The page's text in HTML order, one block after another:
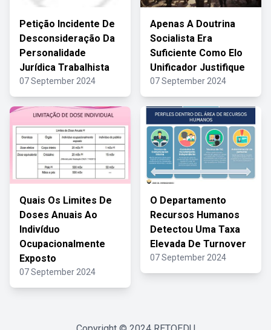
Petição Incidente De
Desconsideração Da
Personalidade
Jurídica Trabalhista
07 September 2024
Apenas A Doutrina
Socialista Era
Suficiente Como Elo
Unificador Justifique
07 September 2024
Quais Os Limites De
Doses Anuais Ao
Indivíduo
Ocupacionalmente
Exposto
07 September 2024
O Departamento
Recursos Humanos
Detectou Uma Taxa
Elevada De Turnover
07 September 2024